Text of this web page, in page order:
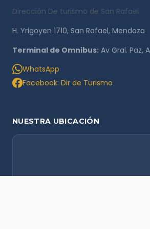
Dirección De turismo de San Rafael
H. Yrigoyen 1710, San Rafael, Mendoza
Terminal de Omnibus: Av Gral. Paz,
WhatsApp
Facebook: Dir de Turismo
NUESTRA UBICACIÓN